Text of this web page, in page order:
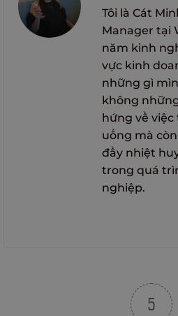
Tôi là Cát
Manager tại
năm kinh
vực kinh
những gì
không
hứng về
uống mà
đầy nhiệt
trong quá
nghiệp.
5